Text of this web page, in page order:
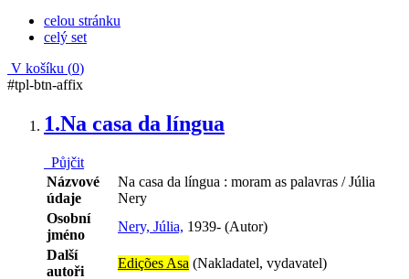
celou stránku
celý set
V košíku (0)
#tpl-btn-affix
1.Na casa da língua
Půjčit
Názvové
údaje
Na casa da língua : moram as palavras / Júlia
Nery
Osobní
jméno
Nery, Júlia, 1939- (Autor)
Další
autoři
Edições Asa (Nakladatel, vydavatel)